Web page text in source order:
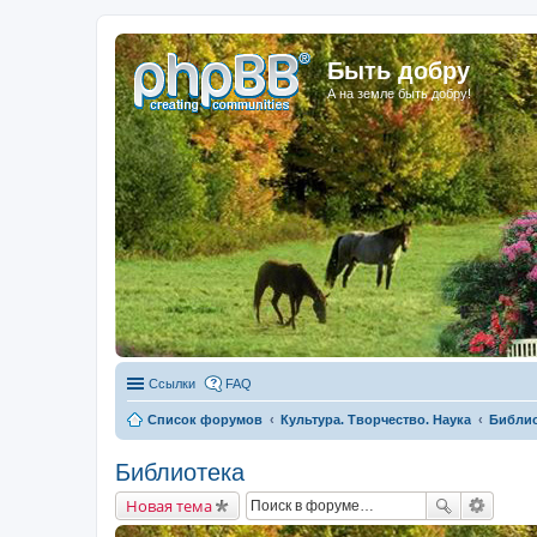
Быть добру
А на земле быть добру!
Ссылки FAQ
Список форумов Культура. Творчество. Наука
Библиотека
Новая тема